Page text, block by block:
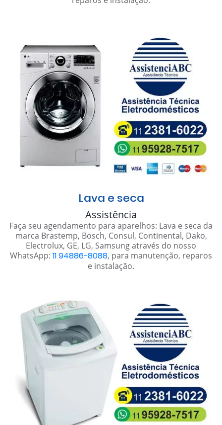
Lava e seca
Assistência
Faça seu agendamento para aparelhos: Lava e seca da
marca Brastemp, Bosch, Consul, Continental, Dako,
Electrolux, GE, LG, Samsung através do nosso
WhatsApp: 11 94886-8088, para manutenção, reparos
e instalação.